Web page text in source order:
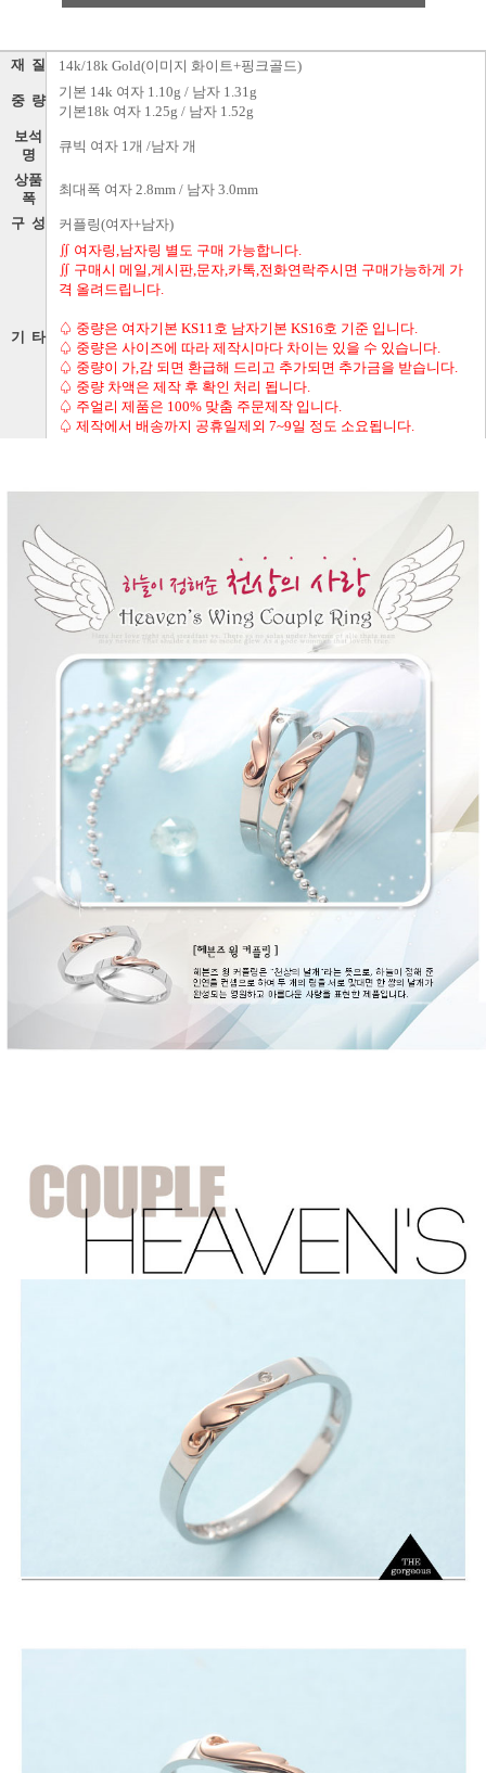
재 질 14k/18k Gold(이미지 화이트+핑크골드)
중 량
기본 14k 여자 1.10g / 남자 1.31g
기본18k 여자 1.25g / 남자 1.52g
보석
명
큐빅 여자 1개 /남자 개
상품
폭
최대폭 여자 2.8mm / 남자 3.0mm
구 성 커플링(여자+남자)
기 타
∬ 여자링,남자링 별도 구매 가능합니다.
∬ 구매시 메일,게시판,문자,카톡,전화연락주시면 구매가능하게 가
격 올려드립니다.
♤ 중량은 여자기본 KS11호 남자기본 KS16호 기준 입니다.
♤ 중량은 사이즈에 따라 제작시마다 차이는 있을 수 있습니다.
♤ 중량이 가,감 되면 환급해 드리고 추가되면 추가금을 받습니다.
♤ 중량 차액은 제작 후 확인 처리 됩니다.
♤ 주얼리 제품은 100% 맞춤 주문제작 입니다.
♤ 제작에서 배송까지 공휴일제외 7~9일 정도 소요됩니다.